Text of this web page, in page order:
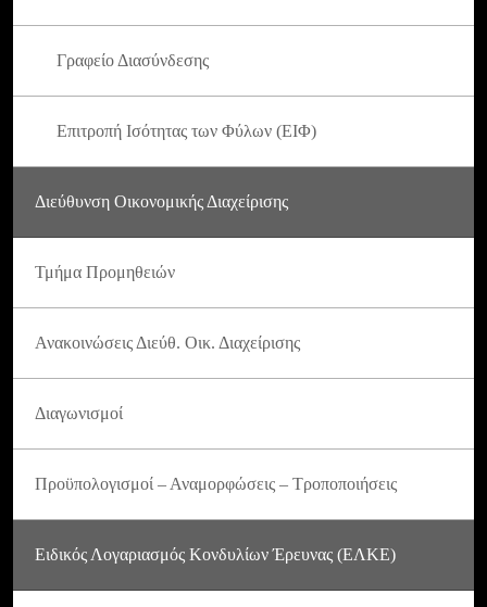
Γραφείο Διασύνδεσης
Επιτροπή Ισότητας των Φύλων (ΕΙΦ)
Διεύθυνση Οικονομικής Διαχείρισης
Τμήμα Προμηθειών
Ανακοινώσεις Διεύθ. Οικ. Διαχείρισης
Διαγωνισμοί
Προϋπολογισμοί – Αναμορφώσεις – Τροποποιήσεις
Ειδικός Λογαριασμός Κονδυλίων Έρευνας (ΕΛΚΕ)